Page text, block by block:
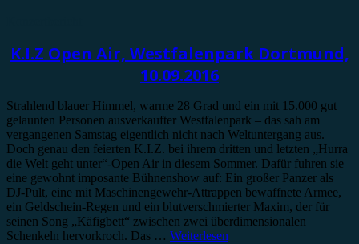
K.I.Z Open Air, Westfalenpark Dortmund,
10.09.2016
Strahlend blauer Himmel, warme 28 Grad und ein mit 15.000 gut
gelaunten Personen ausverkaufter Westfalenpark – das sah am
vergangenen Samstag eigentlich nicht nach Weltuntergang aus.
Doch genau den feierten K.I.Z. bei ihrem dritten und letzten „Hurra
die Welt geht unter“-Open Air in diesem Sommer. Dafür fuhren sie
eine gewohnt imposante Bühnenshow auf: Ein großer Panzer als
DJ-Pult, eine mit Maschinengewehr-Attrappen bewaffnete Armee,
ein Geldschein-Regen und ein blutverschmierter Maxim, der für
seinen Song „Käfigbett“ zwischen zwei überdimensionalen
Schenkeln hervorkroch. Das … Weiterlesen